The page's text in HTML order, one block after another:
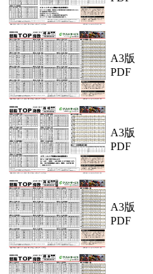
A3版
PDF
A3版
PDF
A3版
PDF